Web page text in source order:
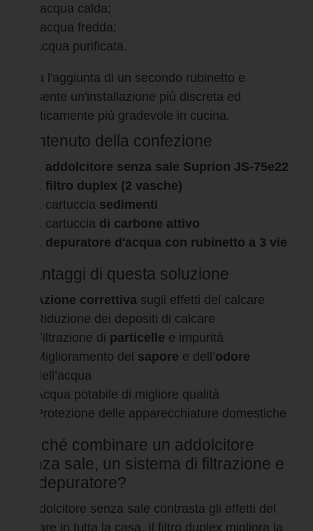
l'acqua calda;
l'acqua fredda;
acqua purificata.
Evita l'aggiunta di un secondo rubinetto e
consente un'installazione più discreta ed
esteticamente più gradevole in cucina.
Contenuto della confezione
addolcitore senza sale Suprion JS-75e22
1filtro duplex (2 vasche)
1 cartuccia sedimenti
1 cartuccia di carbone attivo
depuratore d'acqua con rubinetto a 3 vie
I vantaggi di questa soluzione
Azione correttiva sugli effetti del calcare
Riduzione dei depositi di calcare
Filtrazione di particelle e impurità
Miglioramento del sapore e dell’odore
dell’acqua
Acqua potabile di migliore qualità
Protezione delle apparecchiature domestiche
Perché combinare un addolcitore
senza sale, un sistema di filtrazione e
un depuratore?
L'addolcitore senza sale contrasta gli effetti del
calcare in tutta la casa. Il filtro duplex migliora la